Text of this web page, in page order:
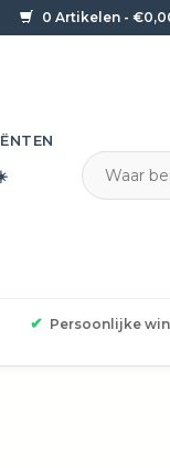
0 Artikelen -
✔ Persoonlijke